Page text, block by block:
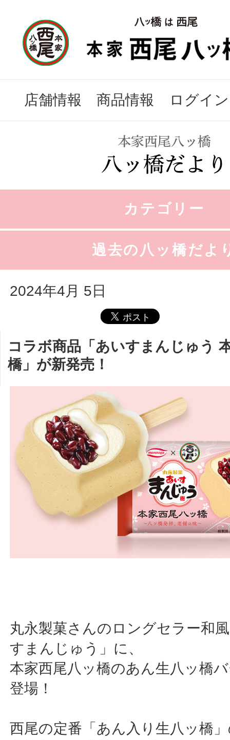
店舗情報 商品情報 ログイン
カテゴリー
過去の八ッ橋だよ
2024年4月 5日
コラボ商品「あいすまんじゅう
橋」が新発売！
丸永製菓さんのロングセラー和
すまんじゅう」に、
本家西尾八ッ橋のあん生八ッ橋
登場！
西尾の定番「あん入り生八ッ橋